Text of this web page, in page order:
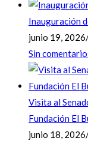
Inauguración
junio 19, 2026
Sin
Visita al
Fundación El
junio 18, 2026